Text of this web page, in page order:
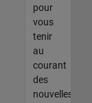
pour
vous
tenir
au
courant
des
nouvelles